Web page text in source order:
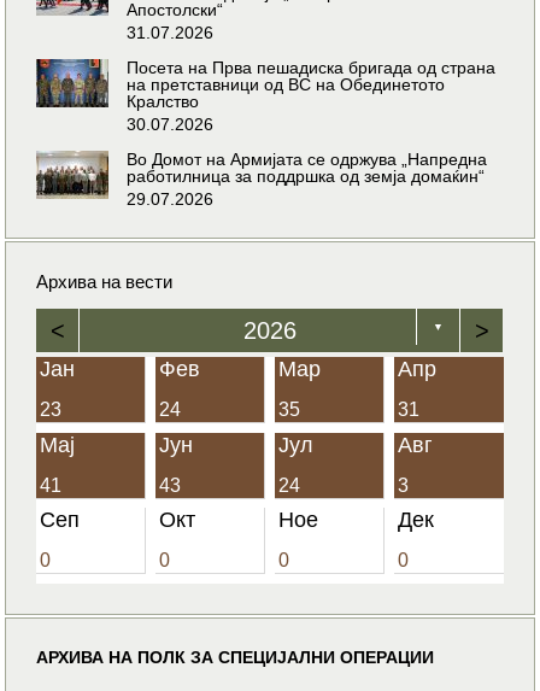
Апостолски“
31.07.2026
Посета на Прва пешадиска бригада од страна
на претставници од ВС на Обединетото
Кралство
30.07.2026
Во Домот на Армијата се одржува „Напредна
работилница за поддршка од земја домаќин“
29.07.2026
Архива на вести
< 2026 ▼ >
Јан
23
Фев
24
Мар
35
Апр
31
Мај
41
Јун
43
Јул
24
Авг
3
Сеп
0
Окт
0
Ное
0
Дек
0
АРХИВА НА ПОЛК ЗА СПЕЦИЈАЛНИ ОПЕРАЦИИ